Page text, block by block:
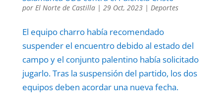
por El Norte de Castilla| 29 Oct, 2023| Deportes
El equipo charro había recomendado
suspender el encuentro debido al estado del
campo y el conjunto palentino había solicitado
jugarlo. Tras la suspensión del partido, los dos
equipos deben acordar una nueva fecha.